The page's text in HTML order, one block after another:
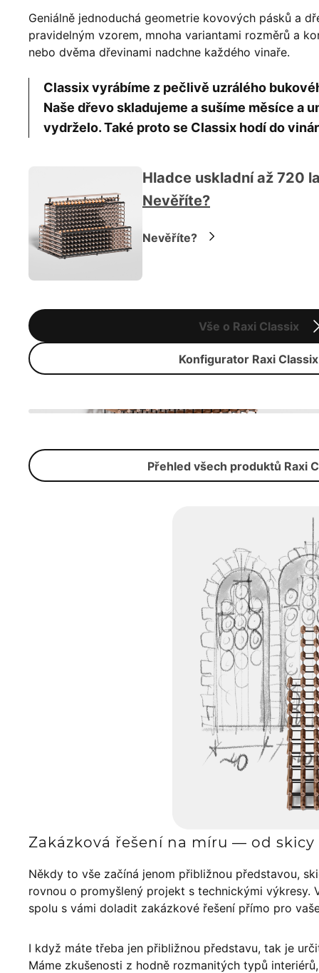
Geniálně jednoduchá geometrie kovových pásků a
pravidelným vzorem, mnoha variantami rozměrů a
nebo dvěma dřevinami nadchne každého vinaře.
Classix vyrábíme z pečlivě uzrálého
Naše dřevo skladujeme a sušíme měsíce a
vydrželo. Také proto se Classix hodí do
Vše o Raxi Classix
Konfigurator Raxi Classix
Hladce uskladní až 720
Nevěříte?
Nevěříte?
Přehled všech produktů Raxi
Zakázková řešení na míru — od
Někdy to vše začíná jenom přibližnou představou,
rovnou o promyšlený projekt s technickými výkresy.
spolu s vámi doladit zakázkové řešení přímo pro
I když máte třeba jen přibližnou představu, tak je
Máme zkušenosti z hodně rozmanitých typů